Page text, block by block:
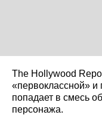
The Hollywood
«первоклассной» и
попадает в смесь
персонажа.